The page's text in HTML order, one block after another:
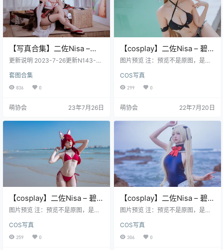
【写真合集】二佐Nisa –
149套合集[149T/39GB]
更新说明 2023-7-26更新N143-N1
图，共计142套。（与老套图肯定有
重合，有些老套图可能新套图没
时间去重了，大家见谅） 目录： 旧
91MB] 二佐Nisa - 玛修婚纱 [42P-6
52MB] 二佐Nisa - 碧蓝加斯科涅 [2
套图合集
836 0
萌协会 23年7月26日
【cosplay】二佐Nisa – 碧蓝
让巴尔泳装 [20P-144MB]
图片预览 注：预览不是原图，是经
COS写真
299 0
萌协会 22年7月20日
【cosplay】二佐Nisa – 碧蓝
千代田泳装 [20P-376MB]
图片预览 注：预览不是原图，是经
COS写真
259 0
【cosplay】二佐Nisa – 碧蓝
玛丽罗斯泳装 [14P-78MB]
图片预览 注：预览不是原图，是经
COS写真
306 0